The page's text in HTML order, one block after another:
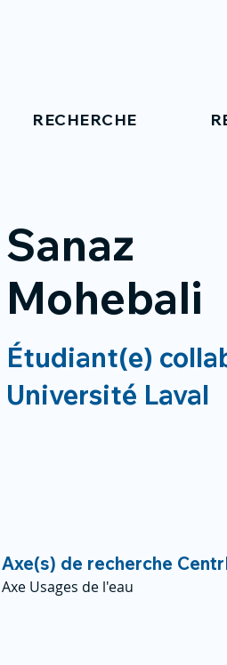
RECHERCHE
Sanaz
Mohebali
Étudiant(e)
Université Laval
Axe(s) de recherche
Axe Usages de l'eau